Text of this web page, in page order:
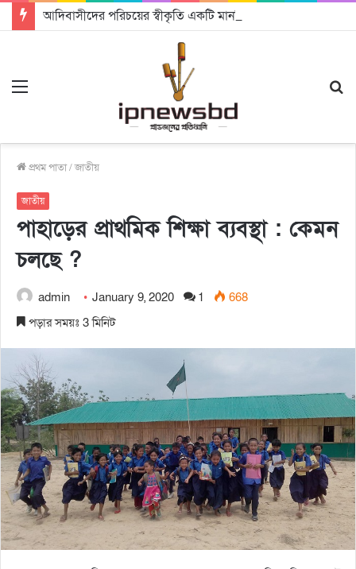
প্রথম পাতা/জাতীয়
জাতীয়
পাহাড়ের প্রাথমিক শিক্ষা ব্যবস্থা : কেমন
চলছে ?
admin January 9, 2020 1
668
পড়ার সময়ঃ 3 মিনিট